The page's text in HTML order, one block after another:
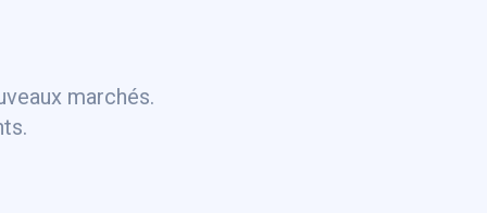
marchés.